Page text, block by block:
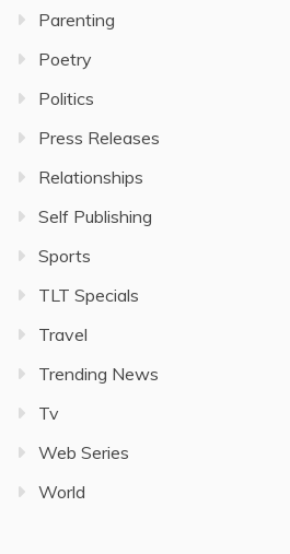
Parenting
Poetry
Politics
Press Releases
Relationships
Self Publishing
Sports
TLT Specials
Travel
Trending News
Tv
Web Series
World